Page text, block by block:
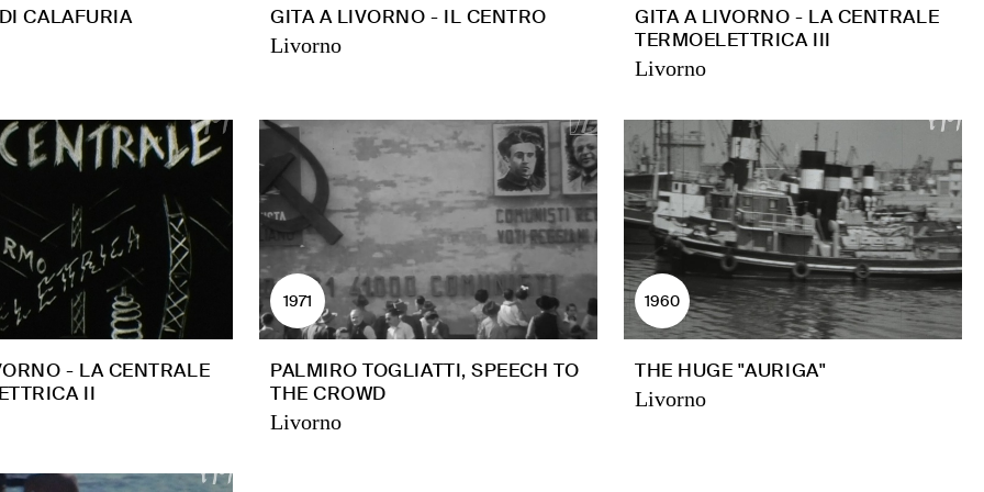
CALAFURIA
GITA A LIVORNO - IL CENTRO
Livorno
GITA A LIVORNO - LA CENTRALE
TERMOELETTRICA III
Livorno
- LA CENTRALE
II
1971
PALMIRO TOGLIATTI, SPEECH TO
THE CROWD
Livorno
1960
THE HUGE "AURIGA"
Livorno